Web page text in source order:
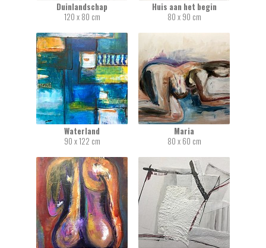
Duinlandschap
120 x 80 cm
Huis aan het begin
80 x 90 cm
Waterland
90 x 122 cm
Maria
80 x 60 cm